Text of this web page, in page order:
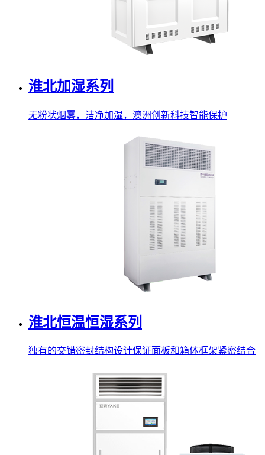
淮北加湿系列
无粉状烟雾，洁净加湿，澳洲创新科技智能保护
淮北恒温恒湿系列
独有的交错密封结构设计保证面板和箱体框架紧密结合